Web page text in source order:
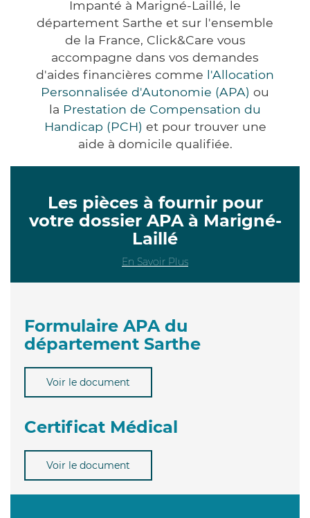
Impanté à Marigné-Laillé, le
département Sarthe et sur l'ensemble
de la France, Click&Care vous
accompagne dans vos demandes
d'aides financières comme l'Allocation
Personnalisée d'Autonomie (APA) ou
la Prestation de Compensation du
Handicap (PCH) et pour trouver une
aide à domicile qualifiée.
Les pièces à fournir pour
votre dossier APA à Marigné-
Laillé
En Savoir Plus
Formulaire APA du
département Sarthe
Voir le document
Certificat Médical
Voir le document